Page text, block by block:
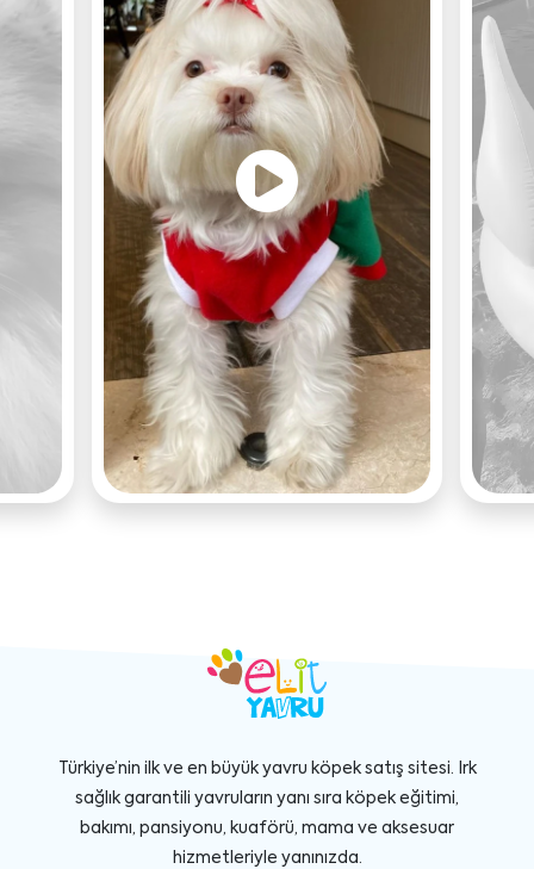
Türkiye’nin ilk ve en büyük yavru köpek satış sitesi. Irk
sağlık garantili yavruların yanı sıra köpek eğitimi,
bakımı, pansiyonu, kuaförü, mama ve aksesuar
hizmetleriyle yanınızda.